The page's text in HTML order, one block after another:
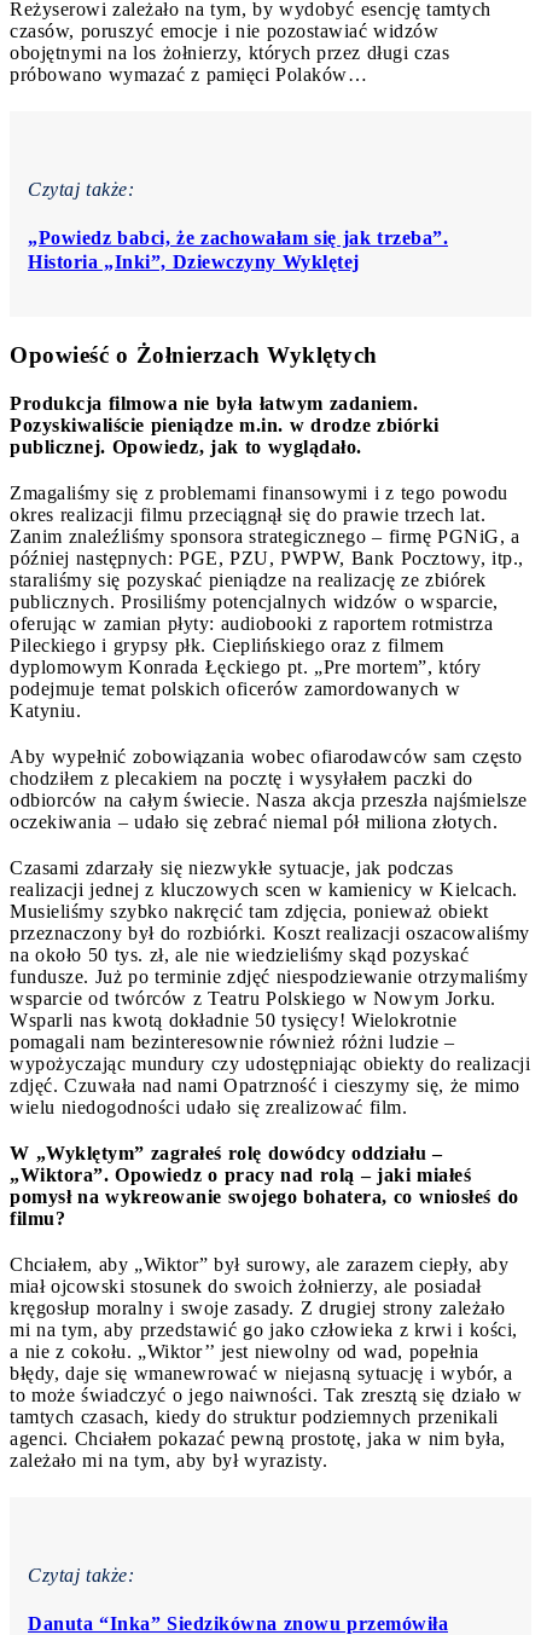
Reżyserowi zależało na tym, by wydobyć esencję tamtych
czasów, poruszyć emocje i nie pozostawiać widzów
obojętnymi na los żołnierzy, których przez długi czas
próbowano wymazać z pamięci Polaków…
Czytaj także:
„Powiedz babci, że zachowałam się jak trzeba”.
Historia „Inki”, Dziewczyny Wyklętej
Opowieść o Żołnierzach Wyklętych
Produkcja filmowa nie była łatwym zadaniem.
Pozyskiwaliście pieniądze m.in. w drodze zbiórki
publicznej. Opowiedz, jak to wyglądało.
Zmagaliśmy się z problemami finansowymi i z tego powodu
okres realizacji filmu przeciągnął się do prawie trzech lat.
Zanim znaleźliśmy sponsora strategicznego – firmę PGNiG, a
później następnych: PGE, PZU, PWPW, Bank Pocztowy, itp.,
staraliśmy się pozyskać pieniądze na realizację ze zbiórek
publicznych. Prosiliśmy potencjalnych widzów o wsparcie,
oferując w zamian płyty: audiobooki z raportem rotmistrza
Pileckiego i grypsy płk. Cieplińskiego oraz z filmem
dyplomowym Konrada Łęckiego pt. „Pre mortem”, który
podejmuje temat polskich oficerów zamordowanych w
Katyniu.
Aby wypełnić zobowiązania wobec ofiarodawców sam często
chodziłem z plecakiem na pocztę i wysyłałem paczki do
odbiorców na całym świecie. Nasza akcja przeszła najśmielsze
oczekiwania – udało się zebrać niemal pół miliona złotych.
Czasami zdarzały się niezwykłe sytuacje, jak podczas
realizacji jednej z kluczowych scen w kamienicy w Kielcach.
Musieliśmy szybko nakręcić tam zdjęcia, ponieważ obiekt
przeznaczony był do rozbiórki. Koszt realizacji oszacowaliśmy
na około 50 tys. zł, ale nie wiedzieliśmy skąd pozyskać
fundusze. Już po terminie zdjęć niespodziewanie otrzymaliśmy
wsparcie od twórców z Teatru Polskiego w Nowym Jorku.
Wsparli nas kwotą dokładnie 50 tysięcy! Wielokrotnie
pomagali nam bezinteresownie również różni ludzie –
wypożyczając mundury czy udostępniając obiekty do realizacji
zdjęć. Czuwała nad nami Opatrzność i cieszymy się, że mimo
wielu niedogodności udało się zrealizować film.
W „Wyklętym” zagrałeś rolę dowódcy oddziału –
„Wiktora”. Opowiedz o pracy nad rolą – jaki miałeś
pomysł na wykreowanie swojego bohatera, co wniosłeś do
filmu?
Chciałem, aby „Wiktor” był surowy, ale zarazem ciepły, aby
miał ojcowski stosunek do swoich żołnierzy, ale posiadał
kręgosłup moralny i swoje zasady. Z drugiej strony zależało
mi na tym, aby przedstawić go jako człowieka z krwi i kości,
a nie z cokołu. „Wiktor’’ jest niewolny od wad, popełnia
błędy, daje się wmanewrować w niejasną sytuację i wybór, a
to może świadczyć o jego naiwności. Tak zresztą się działo w
tamtych czasach, kiedy do struktur podziemnych przenikali
agenci. Chciałem pokazać pewną prostotę, jaka w nim była,
zależało mi na tym, aby był wyrazisty.
Czytaj także:
Danuta “Inka” Siedzikówna znowu przemówiła